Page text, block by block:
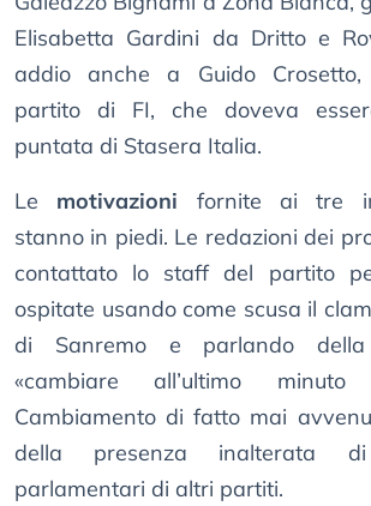
Elisabetta Gardini da Dritto e
addio anche a Guido
partito di FI, che doveva
puntata di Stasera Italia.
Le motivazioni fornite ai tre
stanno in piedi. Le redazioni dei
contattato lo staff del partito
ospitate usando come scusa il
di Sanremo e parlando
«cambiare all’ultimo
Cambiamento di fatto mai
della presenza inalterata
parlamentari di altri partiti.